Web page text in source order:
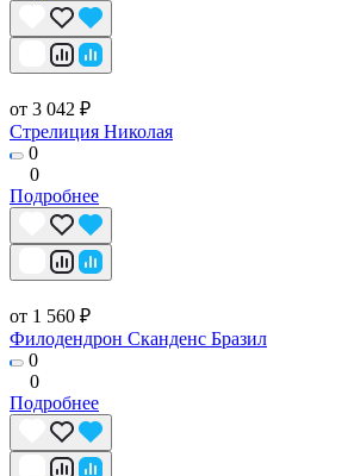
от 3 042 ₽
Стрелиция Николая
0
0
Подробнее
от 1 560 ₽
Филодендрон Сканденс Бразил
0
0
Подробнее